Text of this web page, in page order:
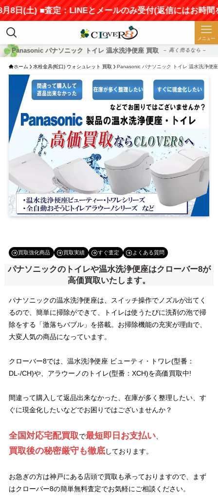
(土) ■査定：LINEとメールのみ受付(返信にはお時間をい
メニュー
Panasonic パナソニック トイレ 温水洗浄便座 買取 – 高く売るなら –
ホーム 水栓金具(蛇口) ウォシュレット 買取 Panasonic パナソニック トイレ 温水洗浄便
買取強化商品 買取実績 すぐ査定 よくある質問
パナソニックのトイレや温水洗浄便座はクローバー8が
高価買取いたします。
パナソニックの温水洗浄便座は、スイッチ操作でノズルが出てく
るので、簡単に掃除ができて、トイレは使うたびに洗剤の泡で掃
除をする「激落ちバブル」を搭載。お掃除機能の充実が理由で、
大変人気の商品になっています。
クローバー8では、温水洗浄便座 ビューティ・トワレ(型番：
DL-/CH)や、アラウーノのトイレ(型番：XCH)を高価買取中!
間違って購入して返品出来なかった、在庫が多く整理したい、す
ぐに現金化したいなどでお困りではございませんか？
全国対応宅配買取で最短即日お支払い、
買取後の秘密厳守も徹底しております。
お急ぎの方は神戸にある店頭で買取も承っておりますので、まず
はクローバー8の簡単無料査定でお気軽にご相談ください。